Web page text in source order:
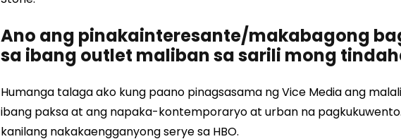
Ano ang pinakainteresante/makabagong
sa ibang outlet maliban sa sarili mong
Humanga talaga ako kung paano pinagsasama ng Vice Media ang
ibang paksa at ang napaka-kontemporaryo at urban na
kanilang nakakaengganyong serye sa HBO.